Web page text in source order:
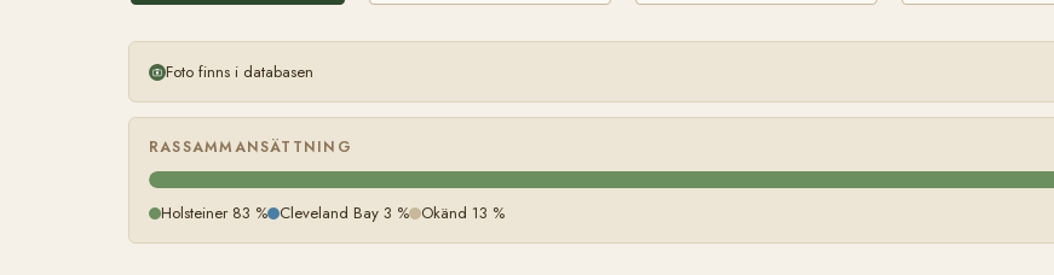
Foto finns i databasen
RASSAMMANSÄTTNING
Holsteiner 83 % Cleveland Bay 3 % Okänd 13 %